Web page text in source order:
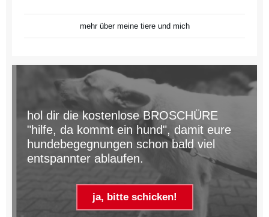
mehr über meine tiere und mich
hol dir die kostenlose BROSCHÜRE
"hilfe, da kommt ein hund", damit eure
hundebegegnungen schon bald viel
entspannter ablaufen.
ja, bitte schicken!